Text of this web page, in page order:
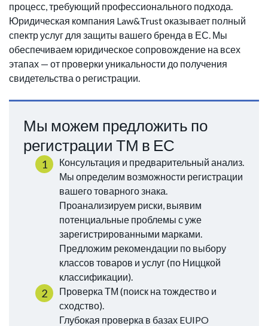
процесс, требующий профессионального подхода.
Юридическая компания Law&Trust оказывает полный
спектр услуг для защиты вашего бренда в ЕС. Мы
обеспечиваем юридическое сопровождение на всех
этапах — от проверки уникальности до получения
свидетельства о регистрации.
Мы можем предложить по
регистрации ТМ в ЕС
Консультация и предварительный анализ.
Мы определим возможности регистрации
вашего товарного знака.
Проанализируем риски, выявим
потенциальные проблемы с уже
зарегистрированными марками.
Предложим рекомендации по выбору
классов товаров и услуг (по Ниццкой
классификации).
Проверка ТМ (поиск на тождество и
сходство).
Глубокая проверка в базах EUIPO